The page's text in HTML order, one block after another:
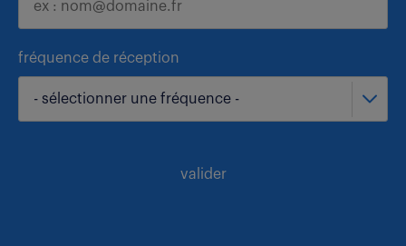
fréquence de réception
- sélectionner une fréquence -
valider